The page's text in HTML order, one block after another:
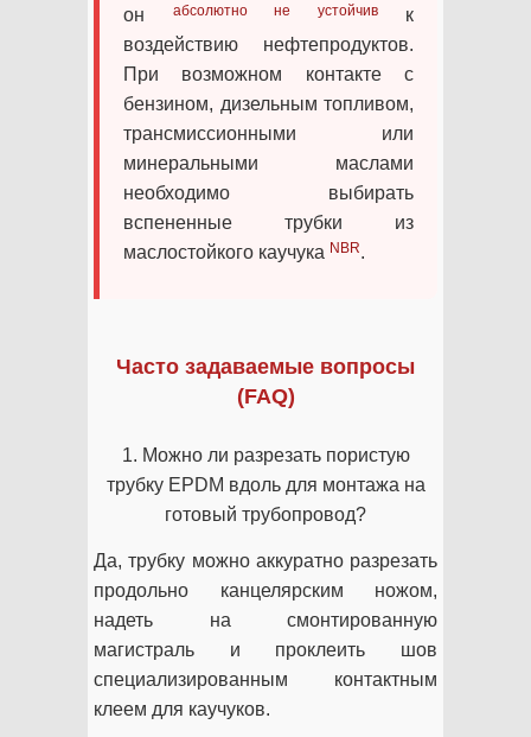
он
абсолютно не устойчивк
воздействию нефтепродуктов.
При возможном контакте с
бензином, дизельным топливом,
трансмиссионными или
минеральными маслами
необходимо выбирать
вспененные трубки из
маслостойкого каучука NBR.
Часто задаваемые вопросы
(FAQ)
1. Можно ли разрезать пористую
трубку EPDM вдоль для монтажа на
готовый трубопровод?
Да, трубку можно аккуратно разрезать
продольно канцелярским ножом,
надеть на смонтированную
магистраль и проклеить шов
специализированным контактным
клеем для каучуков.